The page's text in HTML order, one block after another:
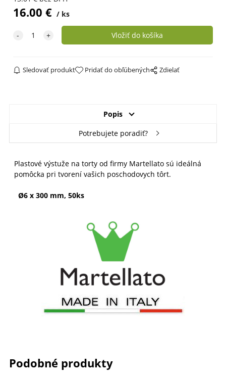
16.00 € ks
Sledovať produkt Pridať do obľúbených Zdielať
Popis
Potrebujete poradiť?
Plastové výstuže na torty od firmy Martellato sú ideálná
pomôcka pri tvorení vašich poschodovych tôrt.
Ø6 x 300 mm, 50ks
Podobné produkty